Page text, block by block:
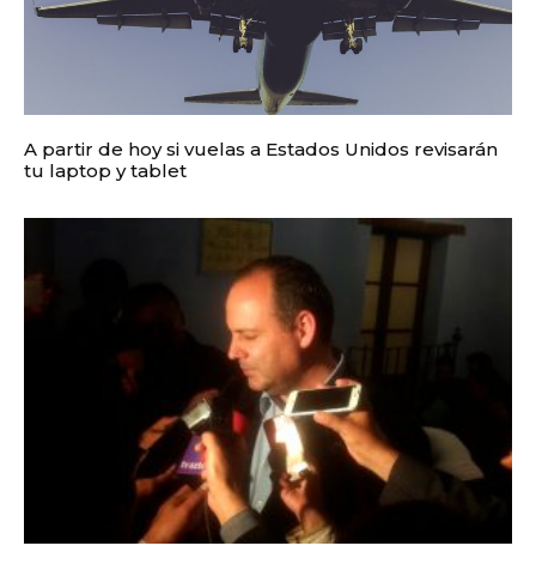
A partir de hoy si vuelas a Estados Unidos revisarán
tu laptop y tablet